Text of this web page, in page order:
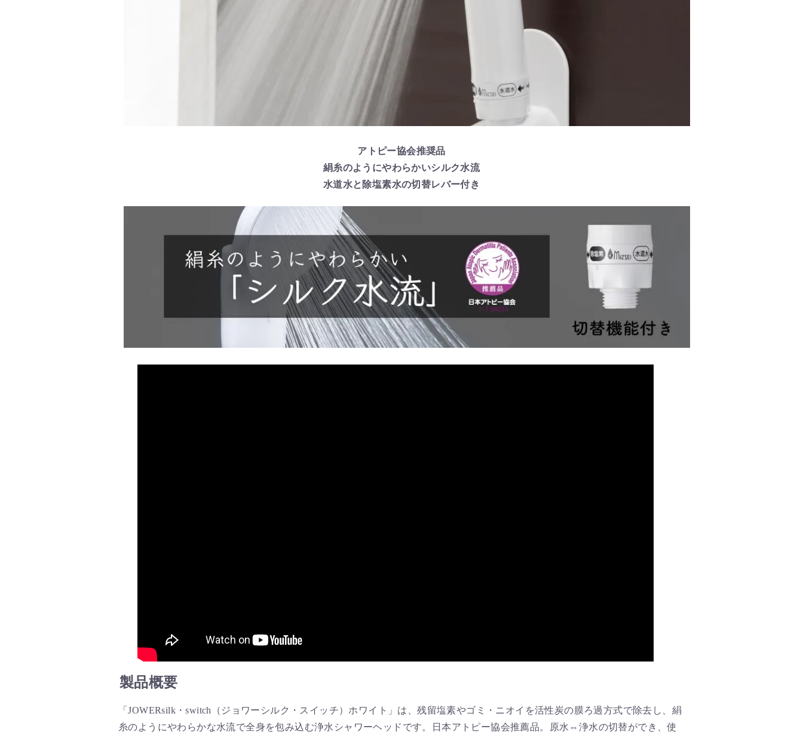
アトピー協会推奨品
絹糸のようにやわらかいシルク水流
水道水と除塩素水の切替レバー付き
製品概要
「JOWERsilk・switch（ジョワーシルク・スイッチ）ホワイト」は、残留塩素やゴミ・ニオイを活性炭の膜ろ過方式で除去し、絹
糸のようにやわらかな水流で全身を包み込む浄水シャワーヘッドです。日本アトピー協会推薦品。原水⇔浄水の切替ができ、使